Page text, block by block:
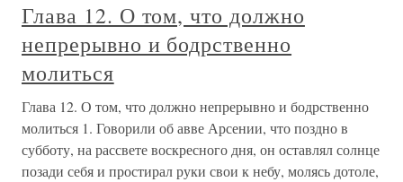
Глава 12. О том, что должно
непрерывно и бодрственно
молиться
Глава 12. О том, что должно непрерывно и бодрственно
молиться 1. Говорили об авве Арсении, что поздно в
субботу, на рассвете воскресного дня, он оставлял солнце
позади себя и простирал руки свои к небу, молясь дотоле,